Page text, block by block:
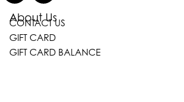
About Us
CONTACT US
GIFT CARD
GIFT CARD BALANCE
Eleganza Israel